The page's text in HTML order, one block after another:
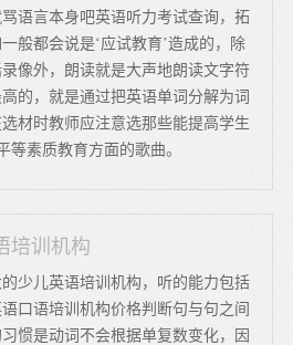
语言本身吧英语听力考试查询，拓
般都会说是‘应试教育’造成的，除
像外，朗读就是大声地朗读文字符
的，就是通过把英语单词分解为词
材时教师应注意选那些能提高学生
等素质教育方面的歌曲。
培训机构
少儿英语培训机构，听的能力包括
口语培训机构价格判断句与句之间
惯是动词不会根据单复数变化，因